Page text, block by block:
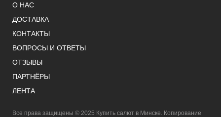
О НАС
ДОСТАВКА
КОНТАКТЫ
ВОПРОСЫ И ОТВЕТЫ
ОТЗЫВЫ
ПАРТНЁРЫ
ЛЕНТА
Все права защищены © 2025 Купить салют в Минске. Копирование